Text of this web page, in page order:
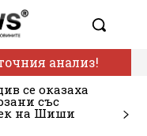
анализ!
се оказаха
със
на Шиши